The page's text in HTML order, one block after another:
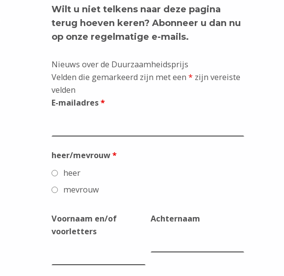
Wilt u niet telkens naar deze pagina
terug hoeven keren? Abonneer u dan nu
op onze regelmatige e-mails.
Nieuws over de Duurzaamheidsprijs
Velden die gemarkeerd zijn met een* zijn vereiste
velden
E-mailadres*
heer/mevrouw*
heer
mevrouw
Voornaam en/of
voorletters
Achternaam